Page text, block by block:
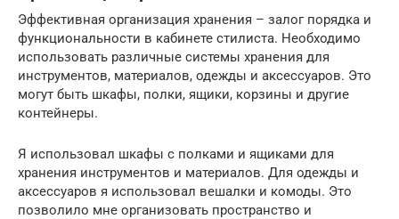
Эффективная организация хранения – залог порядка и
функциональности в кабинете стилиста. Необходимо
использовать различные системы хранения для
инструментов, материалов, одежды и аксессуаров. Это
могут быть шкафы, полки, ящики, корзины и другие
контейнеры.
Я использовал шкафы с полками и ящиками для
хранения инструментов и материалов. Для одежды и
аксессуаров я использовал вешалки и комоды. Это
позволило мне организовать пространство и